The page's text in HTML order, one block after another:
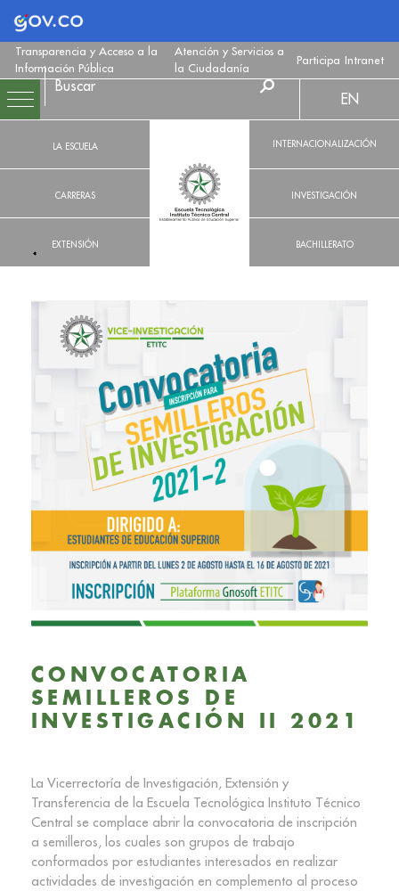
Logo Gobierno de Colombia
Transparencia y Acceso a la
Información Pública
Atención y Servicios a
la Ciudadanía
Participa Intranet
LA ESCUELA
CARRERAS
EXTENSIÓN
EN
INTERNACIONALIZACIÓN
INVESTIGACIÓN
BACHILLERATO
CONVOCATORIA
SEMILLEROS DE
INVESTIGACIÓN II 2021
La Vicerrectoría de Investigación, Extensión y
Transferencia de la Escuela Tecnológica Instituto Técnico
Central se complace abrir la convocatoria de inscripción
a semilleros, los cuales son grupos de trabajo
conformados por estudiantes interesados en realizar
actividades de investigación en complemento al proceso